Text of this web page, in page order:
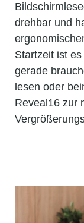
drehbar und
Startzeit ist
gerade
lesen oder
Reveal16 zur